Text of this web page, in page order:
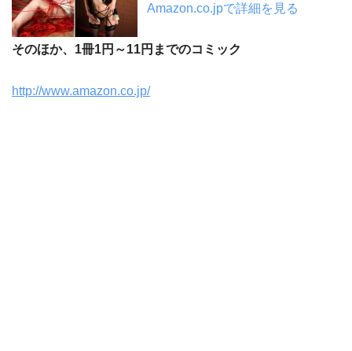
Amazon.co.jpで詳細を見る
そのほか、1冊1円～11円までのコミック
http://www.amazon.co.jp/